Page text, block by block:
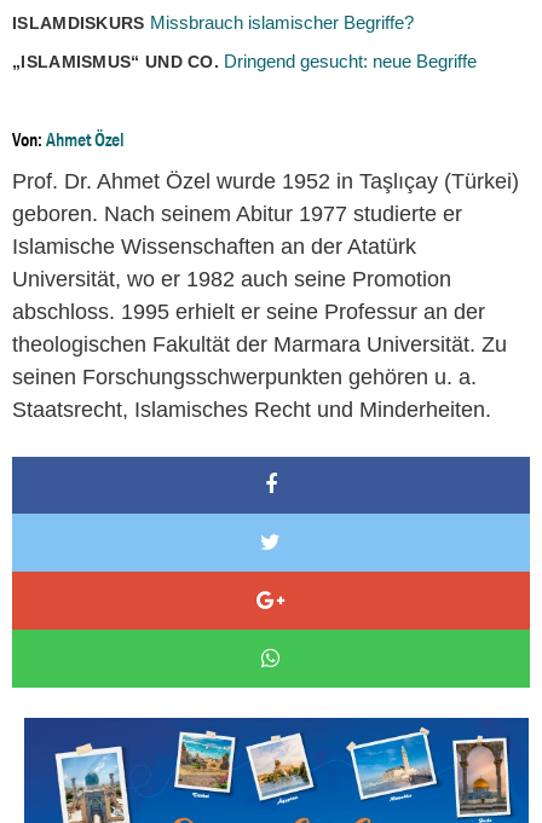
ISLAMDISKURS Missbrauch islamischer Begriffe?
„ISLAMISMUS“ UND CO. Dringend gesucht: neue Begriffe
Von: Ahmet Özel
Prof. Dr. Ahmet Özel wurde 1952 in Taşlıçay (Türkei)
geboren. Nach seinem Abitur 1977 studierte er
Islamische Wissenschaften an der Atatürk
Universität, wo er 1982 auch seine Promotion
abschloss. 1995 erhielt er seine Professur an der
theologischen Fakultät der Marmara Universität. Zu
seinen Forschungsschwerpunkten gehören u. a.
Staatsrecht, Islamisches Recht und Minderheiten.